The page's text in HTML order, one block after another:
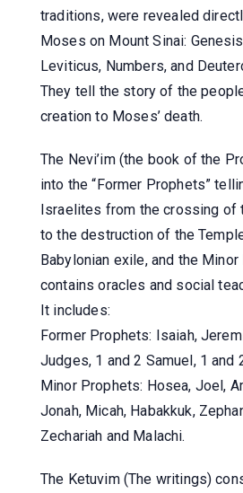
traditions, were revealed
Moses on Mount Sinai:
Leviticus, Numbers, and
They tell the story of the
creation to Moses’ death.
The Nevi’im (the book of the
into the “Former Prophets”
Israelites from the crossing of
to the destruction of the
Babylonian exile, and the
contains oracles and social
It includes:
Former Prophets: Isaiah,
Judges, 1 and 2 Samuel, 1 and
Minor Prophets: Hosea, Joel,
Jonah, Micah, Habakkuk,
Zechariah and Malachi.
The Ketuvim (The writings)